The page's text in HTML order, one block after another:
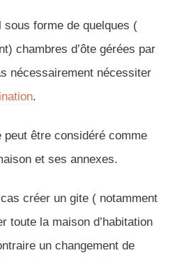
forme de quelques (
chambres d’ôte gérées par
nécessairement nécessiter
.
être considéré comme
et ses annexes.
créer un gite ( notamment
toute la maison d’habitation
un changement de